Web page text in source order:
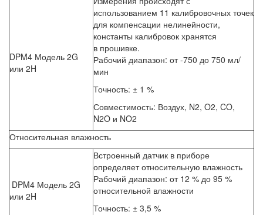
DPM4 Модель 2G
или 2H
использованием 11 калибровочных точек
для компенсации нелинейности,
константы калибровок хранятся
в прошивке.
Рабочий диапазон: от -750 до 750 мл/
мин
Точность: ± 1 %
Совместимость: Воздух, N2, O2, CO,
N2O и NO2
Относительная влажность
DPM4 Модель 2G
или 2H
Встроенный датчик в приборе
определяет относительную влажность
Рабочий диапазон: от 12 % до 95 %
относительной влажности
Точность: ± 3,5 %